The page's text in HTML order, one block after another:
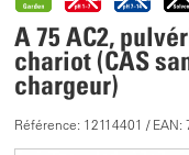
A 75 AC2,
chariot (CAS
chargeur)
Référence: 12114401 / EAN: